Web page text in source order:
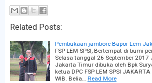
Related Posts:
Pembukaan jambore Bapor Lem
FSP LEM SPSI, Bertempat di bumi
Selasa tanggal 26 September 2017
Jakarta Timur dibuka oleh Bpk
ketua DPC FSP LEM SPSI
WIB. Belia… Read More